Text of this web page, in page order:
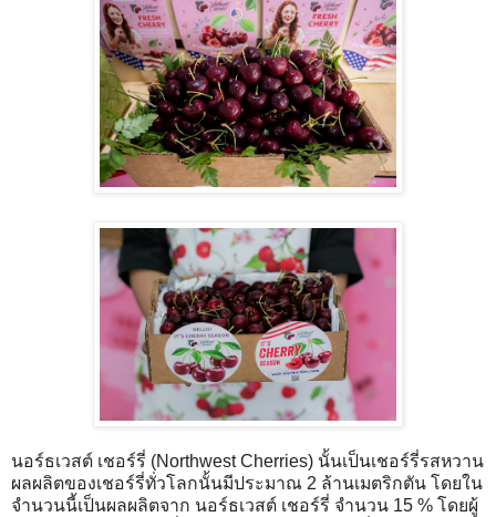
นอร์ธเวสต์ เชอร์รี่ (Northwest Cherries) นั้นเป็นเชอร์รี่รสหวาน
ผลผลิตของเชอร์รี่ทั่วโลกนั้นมีประมาณ 2 ล้านเมตริกตัน โดยใน
จำนวนนี้เป็นผลผลิตจาก นอร์ธเวสต์ เชอร์รี่ จำนวน 15 % โดยผู้